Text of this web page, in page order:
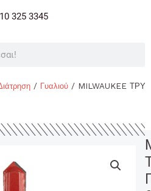
325 3345
/ Γυαλιού / MILWAUKEE